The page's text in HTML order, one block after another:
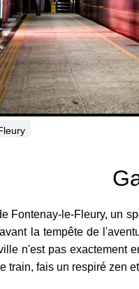
Fontenay-le-Fleury, un
la tempête de
n'est pas exactement
train, fais un respiré zen